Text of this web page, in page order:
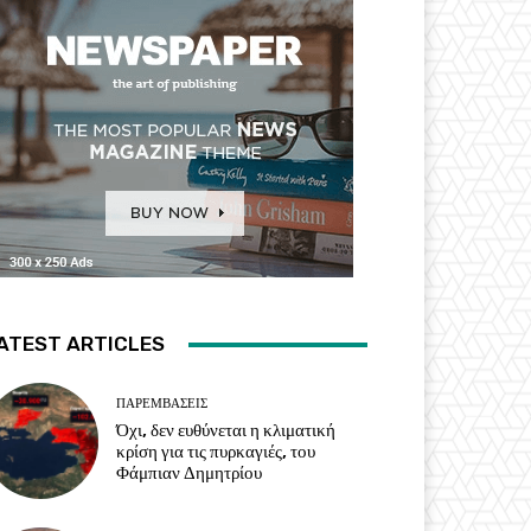
ARTICLES
ΠΑΡΕΜΒΑΣΕΙΣ
Όχι, δεν ευθύνεται η κλιματική
κρίση για τις πυρκαγιές, του
Φάμπιαν Δημητρίου